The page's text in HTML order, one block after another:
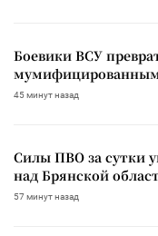
Боевики ВСУ
45 минут назад
Силы ПВО за сутки
над Брянской
57 минут назад